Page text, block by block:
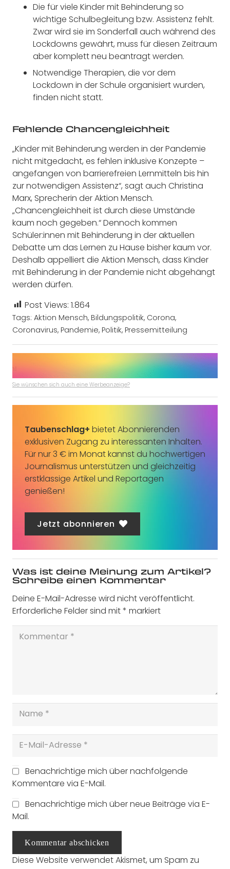
Die für viele Kinder mit Behinderung so
wichtige Schulbegleitung bzw. Assistenz fehlt.
Zwar wird sie im Sonderfall auch während des
Lockdowns gewährt, muss für diesen Zeitraum
aber komplett neu beantragt werden.
Notwendige Therapien, die vor dem
Lockdown in der Schule organisiert wurden,
finden nicht statt.
Fehlende Chancengleichheit
„Kinder mit Behinderung werden in der Pandemie
nicht mitgedacht, es fehlen inklusive Konzepte –
angefangen von barrierefreien Lernmitteln bis hin
zur notwendigen Assistenz“, sagt auch Christina
Marx, Sprecherin der Aktion Mensch.
„Chancengleichheit ist durch diese Umstände
kaum noch gegeben.“ Dennoch kommen
Schüler:innen mit Behinderung in der aktuellen
Debatte um das Lernen zu Hause bisher kaum vor.
Deshalb appelliert die Aktion Mensch, dass Kinder
mit Behinderung in der Pandemie nicht abgehängt
werden dürfen.
Post Views: 1.864
Tags: Aktion Mensch, Bildungspolitik, Corona,
Coronavirus, Pandemie, Politik, Pressemitteilung
Sie wünschen sich auch eine Werbeanzeige?
Taubenschlag+ bietet Abonnierenden
exklusiven Zugang zu interessanten Inhalten.
Für nur 3 € im Monat kannst du hochwertigen
Journalismus unterstützen und gleichzeitig
erstklassige Artikel und Reportagen
genießen!
Jetzt abonnieren
Was ist deine Meinung zum Artikel?
Schreibe einen Kommentar
Deine E-Mail-Adresse wird nicht veröffentlicht.
Erforderliche Felder sind mit* markiert
Benachrichtige mich über nachfolgende
Kommentare via E-Mail.
Benachrichtige mich über neue Beiträge via E-
Mail.
Kommentar abschicken
Diese Website verwendet Akismet, um Spam zu